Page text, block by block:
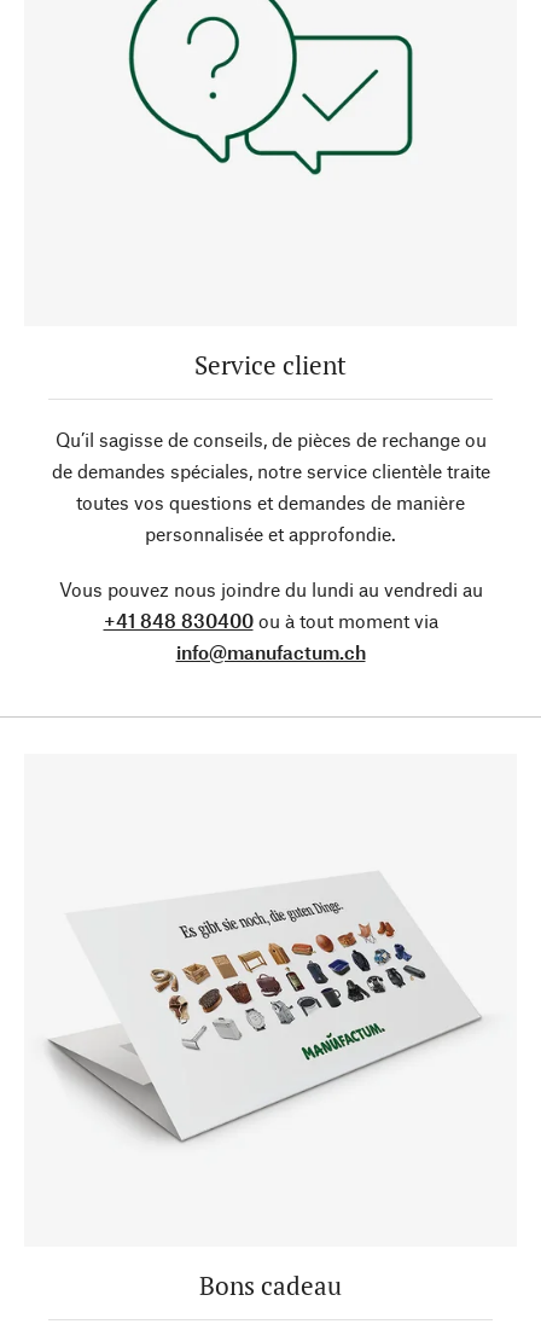
Service client
Qu’il sagisse de conseils, de pièces de rechange ou
de demandes spéciales, notre service clientèle traite
toutes vos questions et demandes de manière
personnalisée et approfondie.
Vous pouvez nous joindre du lundi au vendredi au
+41 848 830400ou à tout moment via
info@manufactum.ch
Bons cadeau